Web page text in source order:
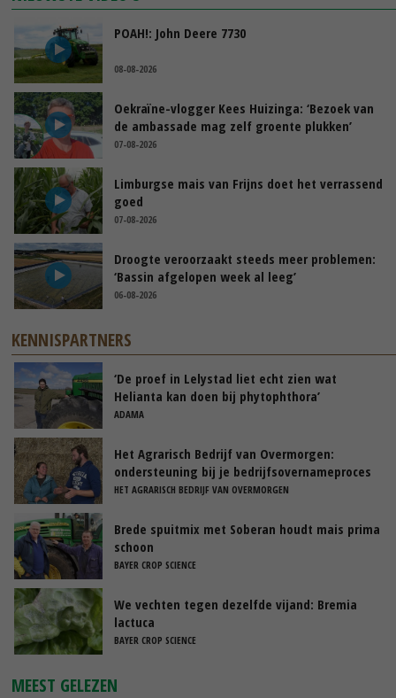
POAH!: John Deere 7730
08-08-2026
Oekraïne-vlogger Kees Huizinga: ‘Bezoek van
de ambassade mag zelf groente plukken’
07-08-2026
Limburgse mais van Frijns doet het verrassend
goed
07-08-2026
Droogte veroorzaakt steeds meer problemen:
‘Bassin afgelopen week al leeg’
06-08-2026
KENNISPARTNERS
‘De proef in Lelystad liet echt zien wat
Helianta kan doen bij phytophthora’
ADAMA
Het Agrarisch Bedrijf van Overmorgen:
ondersteuning bij je bedrijfsovernameproces
HET AGRARISCH BEDRIJF VAN OVERMORGEN
Brede spuitmix met Soberan houdt mais prima
schoon
BAYER CROP SCIENCE
We vechten tegen dezelfde vijand: Bremia
lactuca
BAYER CROP SCIENCE
MEEST GELEZEN